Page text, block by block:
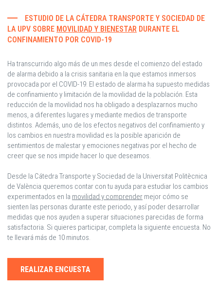
ESTUDIO DE LA CÁTEDRA TRANSPORTE Y SOCIEDAD DE
LA UPV SOBRE MOVILIDAD Y BIENESTAR DURANTE EL
CONFINAMIENTO POR COVID-19
Ha transcurrido algo más de un mes desde el comienzo del estado
de alarma debido a la crisis sanitaria en la que estamos inmersos
provocada por el COVID-19. El estado de alarma ha supuesto medidas
de confinamiento y limitación de la movilidad de la población. Esta
reducción de la movilidad nos ha obligado a desplazarnos mucho
menos, a diferentes lugares y mediante medios de transporte
distintos. Además, uno de los efectos negativos del confinamiento y
los cambios en nuestra movilidad es la posible aparición de
sentimientos de malestar y emociones negativas por el hecho de
creer que se nos impide hacer lo que deseamos.
Desde la Cátedra Transporte y Sociedad de la Universitat Politècnica
de València queremos contar con tu ayuda para estudiar los cambios
experimentados en la movilidad y comprender mejor cómo se
sienten las personas durante este periodo, y así poder desarrollar
medidas que nos ayuden a superar situaciones parecidas de forma
satisfactoria. Si quieres participar, completa la siguiente encuesta. No
te llevará más de 10 minutos.
REALIZAR ENCUESTA